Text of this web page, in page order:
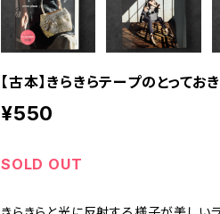
【古本】きらきらテープのとってお
¥550
SOLD OUT